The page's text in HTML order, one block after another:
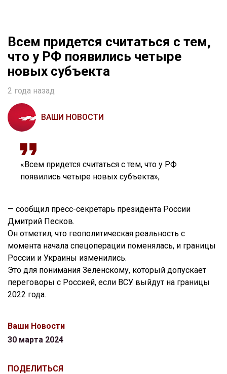
Всем придется считаться с тем,
что у РФ появились четыре
новых субъекта
2 года назад
ВАШИ НОВОСТИ
«Всем придется считаться с тем, что у РФ
появились четыре новых субъекта»,
— сообщил пресс-секретарь президента России
Дмитрий Песков.
Он отметил, что геополитическая реальность с
момента начала спецоперации поменялась, и границы
России и Украины изменились.
Это для понимания Зеленскому, который допускает
переговоры с Россией, если ВСУ выйдут на границы
2022 года.
Ваши Новости
30 марта 2024
ПОДЕЛИТЬСЯ